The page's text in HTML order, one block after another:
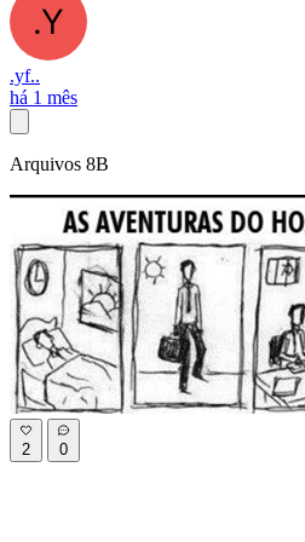
.yf..
há 1 mês
Arquivos 8B
2 0